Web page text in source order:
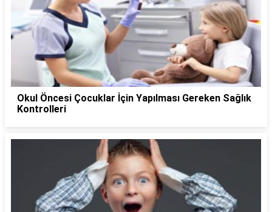
Okul Öncesi Çocuklar İçin Yapılması Gereken Sağlık
Kontrolleri